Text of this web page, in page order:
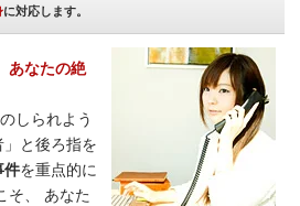
に対応します。
あなたの絶
しられよう
と後ろ指を
件を重点的に
、
あなた